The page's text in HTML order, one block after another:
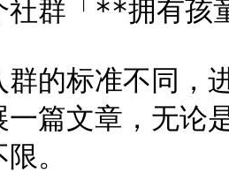
社群「**拥有孩
群的标准不同
一篇文章，无论
。